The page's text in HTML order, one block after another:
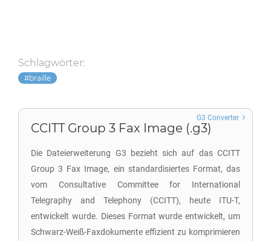
Schlagwörter:
braille
CCITT Group 3 Fax Image (.g3)
Die Dateierweiterung G3 bezieht sich auf das CCITT
Group 3 Fax Image, ein standardisiertes Format, das
vom Consultative Committee for International
Telegraphy and Telephony (CCITT), heute ITU-T,
entwickelt wurde. Dieses Format wurde entwickelt, um
Schwarz-Weiß-Faxdokumente effizient zu komprimieren
G3 Converter